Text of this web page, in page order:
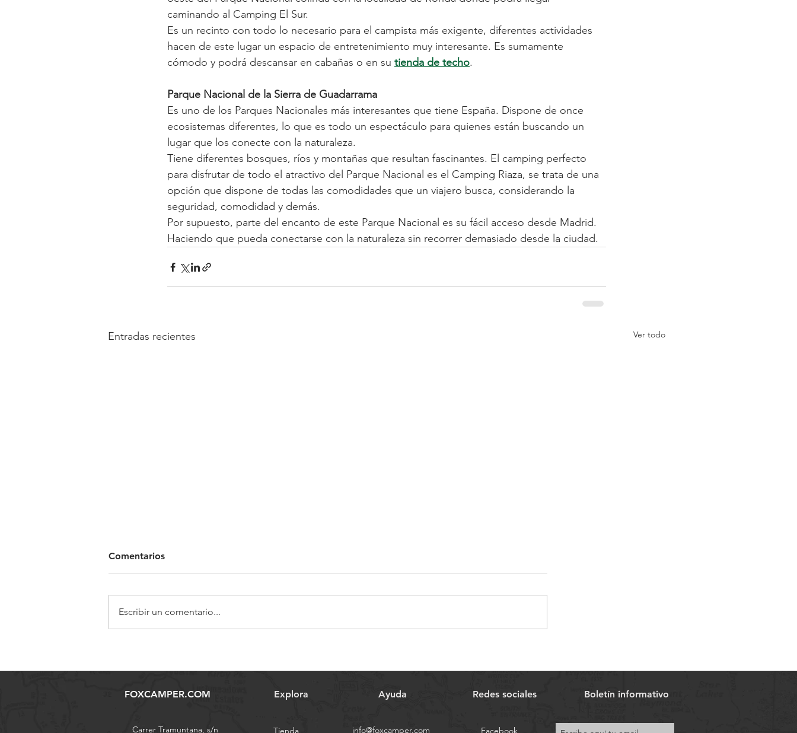
caminando al Camping El Sur.
Es un recinto con todo lo necesario para el campista más exigente, diferentes actividades
hacen de este lugar un espacio de entretenimiento muy interesante. Es sumamente
cómodo y podrá descansar en cabañas o en su tienda de techo.
Parque Nacional de la Sierra de Guadarrama
Es uno de los Parques Nacionales más interesantes que tiene España. Dispone de once
ecosistemas diferentes, lo que es todo un espectáculo para quienes están buscando un
lugar que los conecte con la naturaleza.
Tiene diferentes bosques, ríos y montañas que resultan fascinantes. El camping perfecto
para disfrutar de todo el atractivo del Parque Nacional es el Camping Riaza, se trata de una
opción que dispone de todas las comodidades que un viajero busca, considerando la
seguridad, comodidad y demás.
Por supuesto, parte del encanto de este Parque Nacional es su fácil acceso desde Madrid.
Haciendo que pueda conectarse con la naturaleza sin recorrer demasiado desde la ciudad.
Entradas recientes Ver todo
Tienda de Techo en tu coche
durante un fin de semana
techo Sheepie
Comentarios
Escribir un comentario...
FOXCAMPER.COM Explora Ayuda Redes sociales Boletín informativo
Carrer Tramuntana, s/n Tienda info@foxcamper.com Facebook